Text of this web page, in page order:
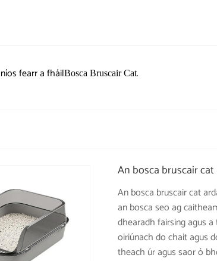
fearr a fháilBosca Bruscair Cat.
An bosca bruscair
An bosca bruscair cat
an bosca seo ag
dhearadh fairsing agus
oiriúnach do chait agus
theach úr agus saor ó